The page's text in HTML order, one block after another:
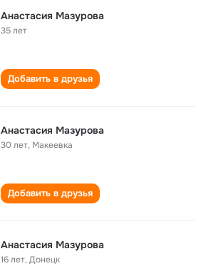
Анастасия Мазурова
35 лет
Добавить в друзья
Анастасия Мазурова
30 лет, Макеевка
Добавить в друзья
Анастасия Мазурова
16 лет,Донецк